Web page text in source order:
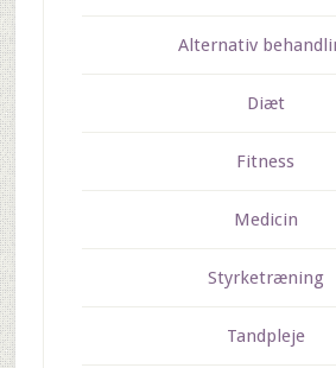
Alternativ
Diæt
Fitness
Medicin
Styrketræning
Tandpleje